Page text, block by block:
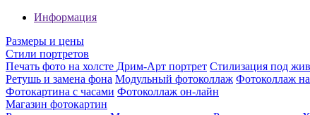
Информация
Размеры и цены
Стили портретов
Печать фото на холсте Дрим-Арт портрет Стилизация под
Ретушь и замена фона Модульный фотоколлаж Фотоколлаж на
Фотокартина с часами Фотоколлаж он-лайн
Магазин фотокартин